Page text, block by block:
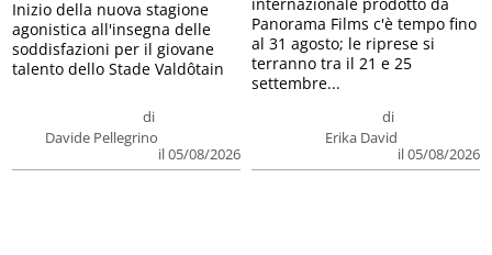
di
Davide Pellegrino
il 05/08/2026
Inizio della nuova stagione
agonistica all'insegna delle
soddisfazioni per il giovane
talento dello Stade Valdôtain
di
Erika David
il 05/08/2026
Panorama Films c'è tempo fino
al 31 agosto; le riprese si
terranno tra il 21 e 25
settembre...